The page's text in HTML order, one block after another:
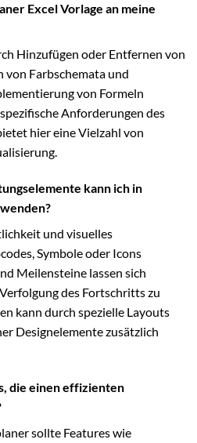
Excel Vorlage an meine
Hinzufügen oder Entfernen von
von Farbschemata und
von Formeln
Anforderungen des
hier eine Vielzahl von
kann ich in
und visuelles
Symbole oder Icons
Meilensteine lassen sich
des Fortschritts zu
kann durch spezielle Layouts
Designelemente zusätzlich
die einen effizienten
sollte Features wie